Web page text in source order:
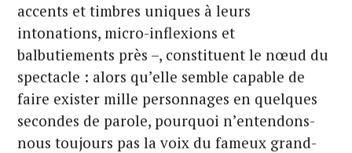
accents et timbres uniques à leurs
intonations, micro-inflexions et
balbutiements près –, constituent le nœud du
spectacle : alors qu’elle semble capable de
faire exister mille personnages en quelques
secondes de parole, pourquoi n’entendons-
nous toujours pas la voix du fameux grand-